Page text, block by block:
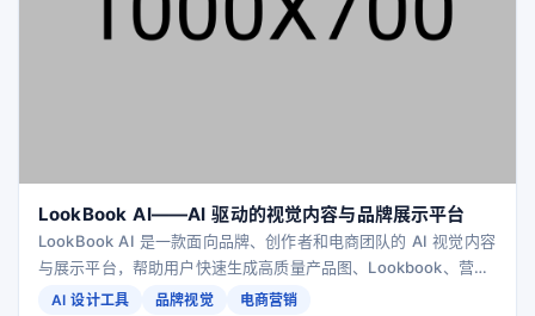
LookBook AI——AI 驱动的视觉内容与品牌展示平台
LookBook AI 是一款面向品牌、创作者和电商团队的 AI 视觉内容
与展示平台，帮助用户快速生成高质量产品图、Lookbook、营销
素材与品牌页面，大幅降低设计成本并提升转化率。
AI 设计工具 品牌视觉 电商营销